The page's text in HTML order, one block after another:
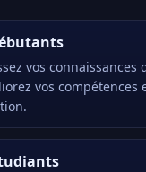
vos connaissances
vos compétences